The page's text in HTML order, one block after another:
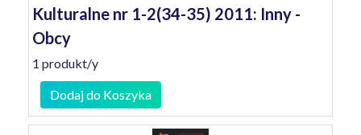
Kulturalne nr 1-2(34-35) 2011: Inny -
Obcy
1 produkt/y
Dodaj do Koszyka